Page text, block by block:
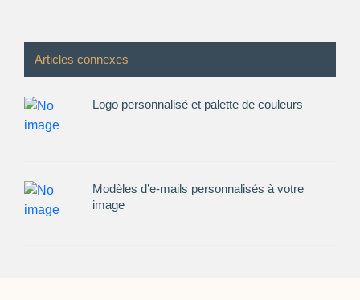
Articles connexes
Logo personnalisé et palette de couleurs
Modèles d’e-mails personnalisés à votre
image